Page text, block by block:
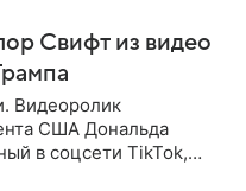
Свифт из видео
Видеоролик
США Дональда
в соцсети TikTok,